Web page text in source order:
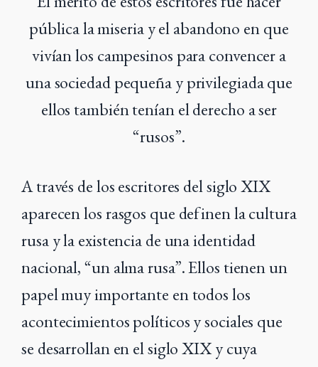
pública la miseria y el abandono en que
vivían los campesinos para convencer a
una sociedad pequeña y privilegiada que
ellos también tenían el derecho a ser
“rusos”.
A través de los escritores del siglo XIX
aparecen los rasgos que definen la cultura
rusa y la existencia de una identidad
nacional, “un alma rusa”. Ellos tienen un
papel muy importante en todos los
acontecimientos políticos y sociales que
se desarrollan en el siglo XIX y cuya